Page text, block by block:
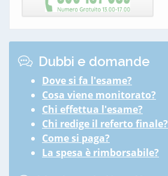
Dubbi e domande
Dove si fa l'esame?
Cosa viene monitorato?
Chi effettua l'esame?
Chi redige il referto finale?
Come si paga?
La spesa è rimborsabile?